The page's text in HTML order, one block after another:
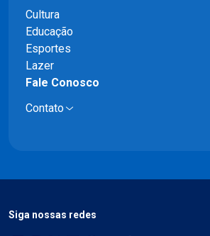
Cultura
Educação
Esportes
Lazer
Fale Conosco
Contato
Siga nossas redes